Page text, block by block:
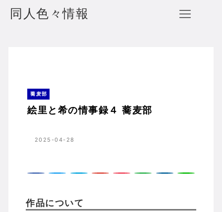
同人色々情報
蕎麦部
絵里と希の情事録４ 蕎麦部
2025-04-28
作品について